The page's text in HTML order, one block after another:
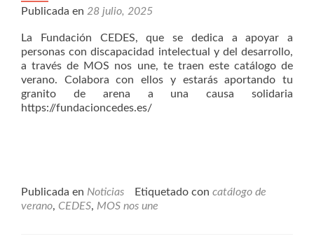
Publicada en 28 julio, 2025
La Fundación CEDES, que se dedica a apoyar a
personas con discapacidad intelectual y del desarrollo,
a través de MOS nos une, te traen este catálogo de
verano. Colabora con ellos y estarás aportando tu
granito de arena a una causa solidaria
https://fundacioncedes.es/
Publicada en Noticias Etiquetado con catálogo de
verano, CEDES, MOS nos une